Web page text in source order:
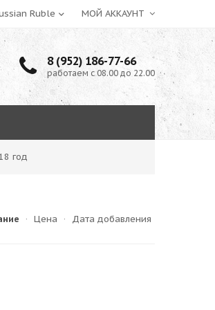
МОЙ АККАУНТ
8 (952) 186-77-66
работаем с 08.00 до 22.00
год
· Цена · Дата добавления